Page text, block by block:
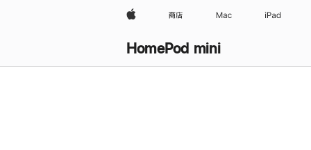
Apple 商店 Mac iPad
HomePod mini